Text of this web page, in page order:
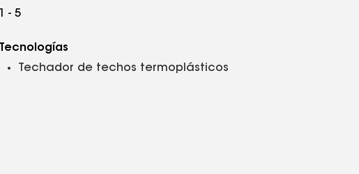
1 - 5
Tecnologías
Techador de techos termoplásticos